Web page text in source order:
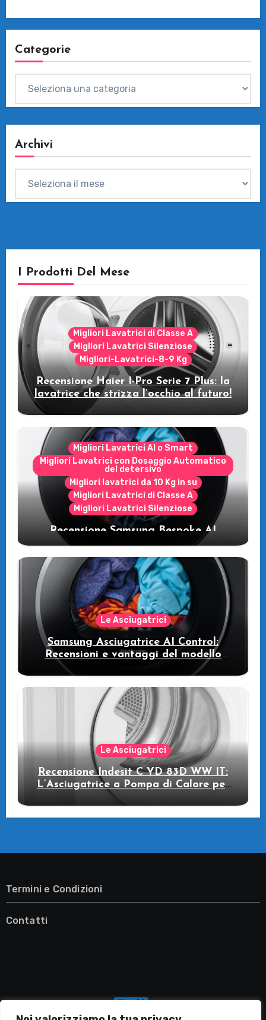
Categorie
Archivi
I Prodotti Del Mese
Migliori Lavatrici di Classe A
Migliori Lavatrici Silenziose
Migliori-Lavatrici-8-9 Kg
Recensione Haier I-Pro Serie 7 Plus: la
lavatrice che strizza l’occhio al futuro!
Migliori Lavatrici AI o Smart
Migliori Lavatrici con Dosaggio Automatico
del detersivo
Migliori lavatrici da 10 Kg in su
Migliori Lavatrici di Classe A
Migliori Lavatrici Silenziose
Recensione Samsung Bespoke AI
WW11DB7B94GE/U3: la lavatrice
intelligente che fa risparmiare
Le Asciugatrici
Samsung Asciugatrice AI Control:
Recensioni e vantaggi del modello
Le Asciugatrici
Recensione Indesit C YD 83D WW IT:
L’Asciugatrice a Pompa di Calore per
il Tuo Benessere
Termini e Condizioni
Contatti